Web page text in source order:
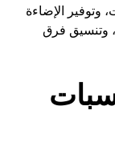
وتوفير الإضاءة
وتنسيق فرق